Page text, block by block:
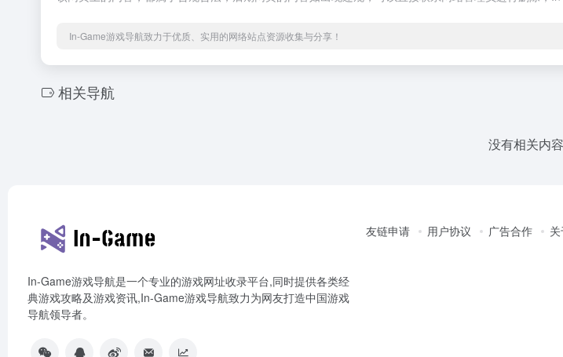
In-Game游戏导航致力于优质、实用的网络站点资源收集与分享！
相关导航
没有相关内
In-Game游戏导航是一个专业的游戏网址收录平台,同时提供各类经
典游戏攻略及游戏资讯,In-Game游戏导航致力为网友打造中国游戏
导航领导者。
友链申请 用户协议 广告合作